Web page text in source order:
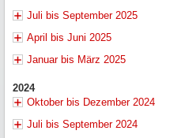
Juli bis September 2025
April bis Juni 2025
Januar bis März 2025
2024
Oktober bis Dezember 2024
Juli bis September 2024